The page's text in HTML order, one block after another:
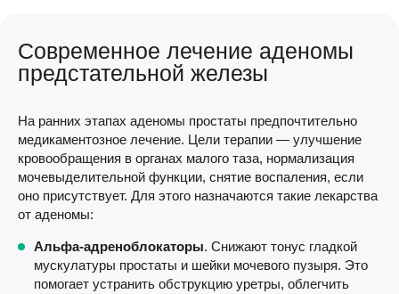
Современное лечение аденомы
предстательной железы
На ранних этапах аденомы простаты предпочтительно
медикаментозное лечение. Цели терапии — улучшение
кровообращения в органах малого таза, нормализация
мочевыделительной функции, снятие воспаления, если
оно присутствует. Для этого назначаются такие лекарства
от аденомы:
Альфа-адреноблокаторы. Снижают тонус гладкой
мускулатуры простаты и шейки мочевого пузыря. Это
помогает устранить обструкцию уретры, облегчить